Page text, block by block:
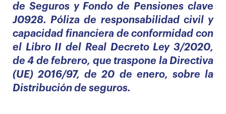
de Seguros y Fondo de Pensiones clave
J0928. Póliza de responsabilidad civil y
capacidad financiera de conformidad con
el Libro II del Real Decreto Ley 3/2020,
de 4 de febrero, que traspone la Directiva
(UE) 2016/97, de 20 de enero, sobre la
Distribución de seguros.